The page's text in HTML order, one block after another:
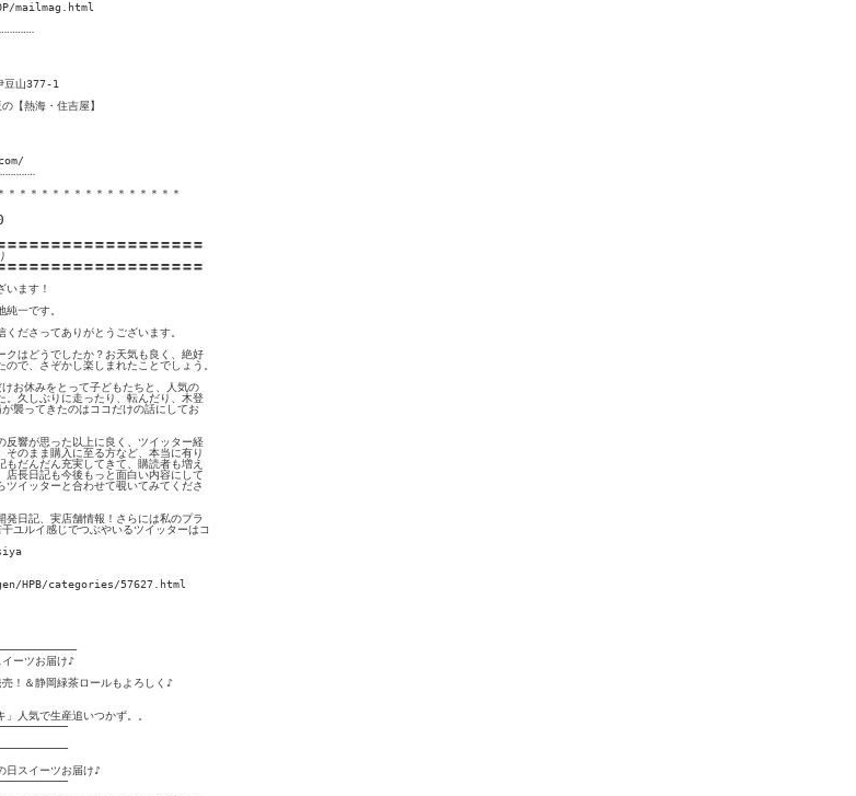
mailmag.html
豆山377-1
【熱海・住吉屋】
＊＊＊＊＊＊＊＊＊＊＊＊＊＊＊＊
〓〓〓〓〓〓〓〓〓〓〓〓〓〓〓〓〓〓
〓〓〓〓〓〓〓〓〓〓〓〓〓〓〓〓〓〓
ます！
純一です。
ださってありがとうございます。
クはどうでしたか？お天気も良く、絶好
で、さぞかし楽しまれたことでしょう。
お休みをとって子どもたちと、人気の
。久しぶりに走ったり、転んだり、木登
襲ってきたのはココだけの話にしてお
反響が思った以上に良く、ツイッター経
そのまま購入に至る方など、本当に有り
もだんだん充実してきて、購読者も増え
店長日記も今後もっと面白い内容にして
ツイッターと合わせて覗いてみてくださ
発日記、実店舗情報！さらには私のプラ
ルイ感じでつぶやいるツイッターはコ
HPB/categories/57627.html
ーツお届け♪
！＆静岡緑茶ロールもよろしく♪
人気で生産追いつかず。。
日スイーツお届け♪